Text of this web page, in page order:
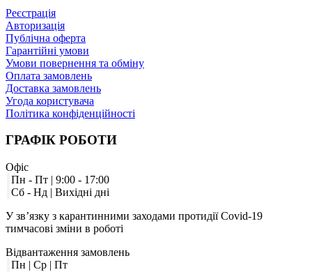
Реєстрація
Авторизація
Публічна оферта
Гарантійні умови
Умови повернення та обміну
Оплата замовлень
Доставка замовлень
Угода користувача
Політика конфіденційності
ГРАФІК РОБОТИ
Офіс
Пн - Пт | 9:00 - 17:00
Сб - Нд | Вихідні дні
У зв’язку з карантинними заходами протидії Covid-19
тимчасові зміни в роботі
Відвантаження замовлень
Пн | Ср | Пт